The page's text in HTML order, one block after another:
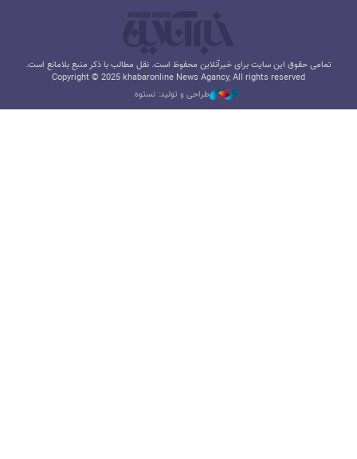
تمامی حقوق این سایت برای خبرآنلاین محفوظ است. نقل مطالب با ذکر منبع بلامانع است.
Copyright © 2025 khabaronline News Agancy, All rights reserved
طراحی و تولید: نستوه